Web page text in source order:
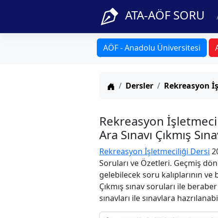
ATA-AÖF SORU
AÖF - Anadolu Üniversitesi
Anasayfa
Dersler Rekreasyon
Rekreasyon
Ara Sınavı Çıkmış
Rekreasyon İşletmeciliği Dersi
Soruları ve Özetleri. Geçmiş
gelebilecek soru kalıplarının
Çıkmış sınav soruları ile
sınavları ile sınavlara